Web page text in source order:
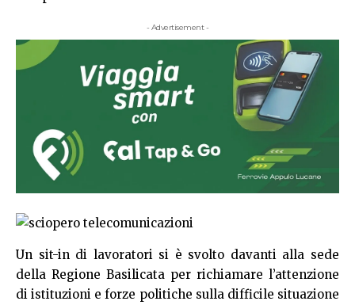
- Advertisement -
Un sit-in di lavoratori si è svolto davanti alla sede
della Regione Basilicata per richiamare l’attenzione
di istituzioni e forze politiche sulla difficile situazione